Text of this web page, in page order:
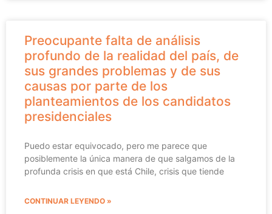
Preocupante falta de análisis
profundo de la realidad del país, de
sus grandes problemas y de sus
causas por parte de los
planteamientos de los candidatos
presidenciales
Puedo estar equivocado, pero me parece que
posiblemente la única manera de que salgamos de la
profunda crisis en que está Chile, crisis que tiende
CONTINUAR LEYENDO »